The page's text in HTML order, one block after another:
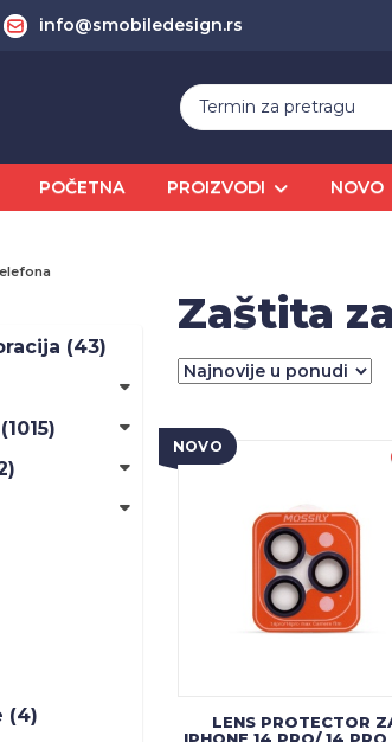
info@smobiledesign.rs
POČETNA PROIZVODI NOVO
(43)
(4)
Zaštita
NOVO
LENS PROTECTOR